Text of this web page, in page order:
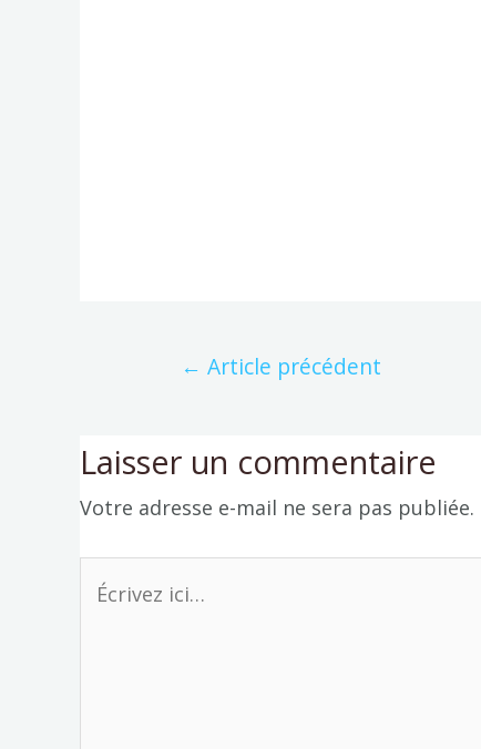
← Article précédent
Laisser un commentaire
Votre adresse e-mail ne sera pas publiée.
Écrivez